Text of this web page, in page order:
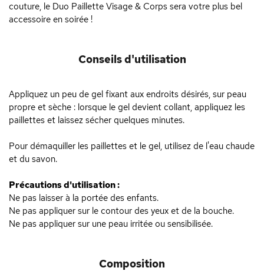
couture, le Duo Paillette Visage & Corps sera votre plus bel
accessoire en soirée !
Conseils d'utilisation
Appliquez un peu de gel fixant aux endroits désirés, sur peau
propre et sèche : lorsque le gel devient collant, appliquez les
paillettes et laissez sécher quelques minutes.
Pour démaquiller les paillettes et le gel, utilisez de l'eau chaude
et du savon.
Précautions d'utilisation :
Ne pas laisser à la portée des enfants.
Ne pas appliquer sur le contour des yeux et de la bouche.
Ne pas appliquer sur une peau irritée ou sensibilisée.
Composition